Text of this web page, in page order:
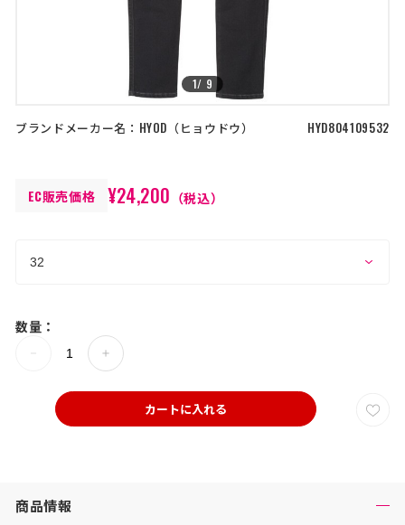
商品レビュー利用規約
返金ポリシー
カスタマーハラスメントに対する方
1/ 9
ブランドメーカー名： HYOD ヒョウドウ HYD804109532
EC販売価格 ¥24,200 （税込）
数量：
カートに入れる
商品情報